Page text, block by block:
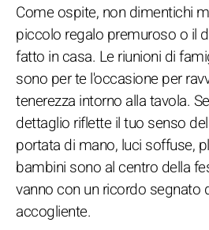
Come ospite, non dimentichi
piccolo regalo premuroso o il
fatto in casa. Le riunioni di
sono per te l'occasione per
tenerezza intorno alla tavola.
dettaglio riflette il tuo senso
portata di mano, luci soffuse,
bambini sono al centro della
vanno con un ricordo segnato
accogliente.